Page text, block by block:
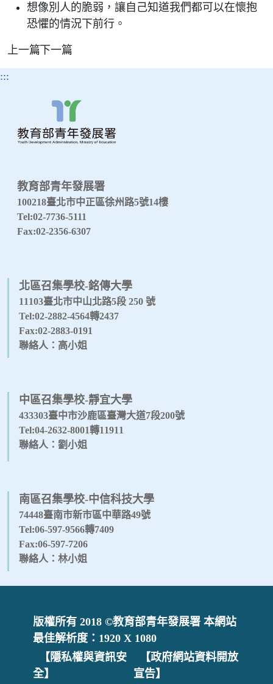
想像別人的脆弱，讓自己知道我們都可以在懷抱
恐懼的情況下前行。
上一篇下一篇
:::
教育部青年發展署
100218臺北市中正區徐州路5號14樓
Tel:02-7736-5111
Fax:02-2356-6307
北區召集學校-銘傳大學
11103臺北市中山北路5段 250 號
Tel:02-2882-4564轉2437
Fax:02-2883-0191
聯絡人：高小姐
中區召集學校-靜宜大學
433303臺中市沙鹿區臺灣大道7段200號
Tel:04-2632-8001轉11911
聯絡人：劉小姐
南區召集學校-中信科技大學
74448臺南市新市區中華路49號
Tel:06-597-9566轉7409
Fax:06-597-7206
聯絡人：林小姐
版權所有 2018 ©教育部青年發展署 本網站
最佳解析度：1920 X 1080
【隱私權與資訊安
全】
【政府網站資料開放
宣告】